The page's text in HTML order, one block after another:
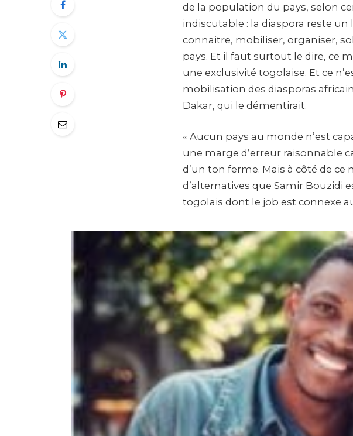
de la population du pays, selon
indiscutable : la diaspora reste un
connaitre, mobiliser, organiser,
pays. Et il faut surtout le dire, ce
une exclusivité togolaise. Et ce
mobilisation des diasporas
Dakar, qui le démentirait.
« Aucun pays au monde n’est
une marge d’erreur raisonnable
d’un ton ferme. Mais à côté de
d’alternatives que Samir Bouzidi
togolais dont le job est connexe